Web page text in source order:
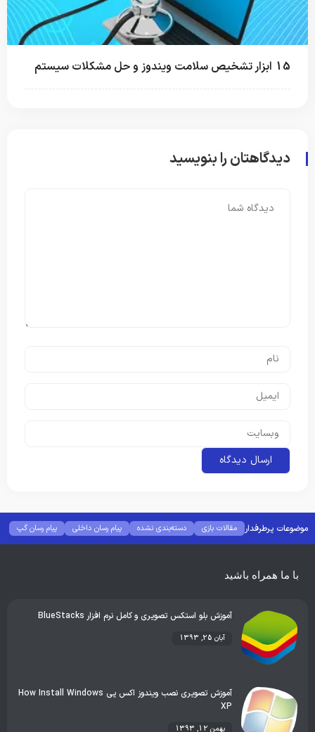
15 ابزار تشخیص سلامت ویندوز و حل مشکلات سیستم
دیدگاهتان را بنویسید
موضوعات پرطرفدار مقالات بازی دسته‌بندی نشده پیام رسان داخلی
پیام رسان گپ
بهترین گجت ها
هوش مصنوعی رفع خطا و ارور
با ما همراه باشید
آموزش بلو استکس تصویری و کامل نرم افزار BlueStacks
آبان 25, 1393
آموزش تصویری نصب ویندوز اکس پی How Install Windows
XP
بهمن 12, 1393